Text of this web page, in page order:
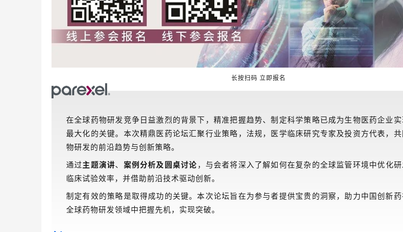
长按扫码 立即报名
在全球药物研发竞争日益激烈的背景下，精准把握趋势、制定科学策略已成为生物医药企业
最大化的关键。本次精鼎医药论坛汇聚行业策略，法规，医学临床研究专家及投资方代表，
物研发的前沿趋势与创新策略。
通过主题演讲、 案例分析及圆桌讨论 ，与会者将深入了解如何在复杂的全球监管环境中优化
临床试验效率，并借助前沿技术驱动创新。
制定有效的策略是取得成功的关键。本次论坛旨在为参与者提供宝贵的洞察，助力中国创新
全球药物研发领域中把握先机，实现突破。